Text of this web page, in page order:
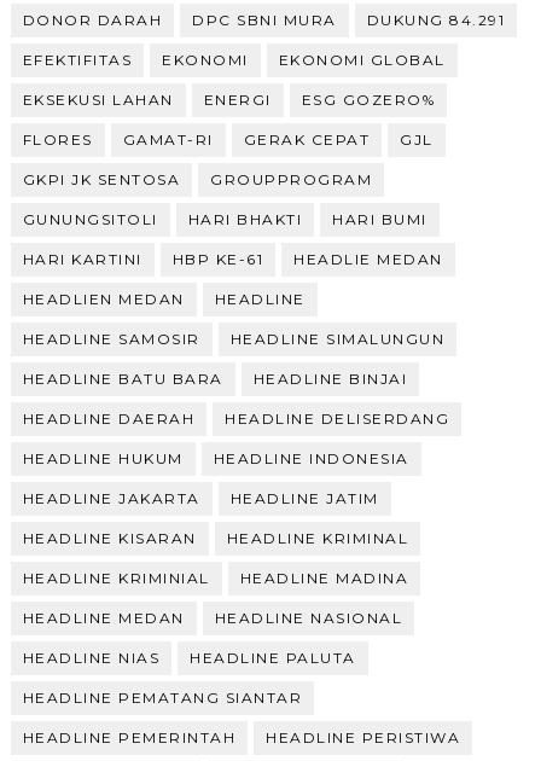
DONOR DARAH DPC SBNI MURA DUKUNG 84.291
EFEKTIFITAS EKONOMI EKONOMI GLOBAL
EKSEKUSI LAHAN ENERGI ESG GOZERO%
FLORES GAMAT-RI GERAK CEPAT GJL
GKPI JK SENTOSA GROUPPROGRAM
GUNUNGSITOLI HARI BHAKTI HARI BUMI
HARI KARTINI HBP KE-61 HEADLIE MEDAN
HEADLIEN MEDAN HEADLINE
HEADLINE SAMOSIR HEADLINE SIMALUNGUN
HEADLINE BATU BARA HEADLINE BINJAI
HEADLINE DAERAH HEADLINE DELISERDANG
HEADLINE HUKUM HEADLINE INDONESIA
HEADLINE JAKARTA HEADLINE JATIM
HEADLINE KISARAN HEADLINE KRIMINAL
HEADLINE KRIMINIAL HEADLINE MADINA
HEADLINE MEDAN HEADLINE NASIONAL
HEADLINE NIAS HEADLINE PALUTA
HEADLINE PEMATANG SIANTAR
HEADLINE PEMERINTAH HEADLINE PERISTIWA